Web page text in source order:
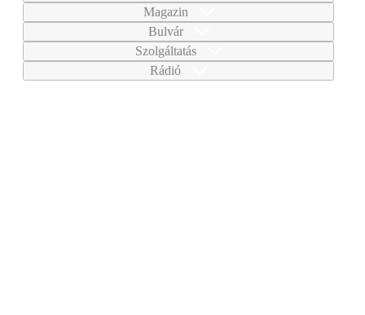
Magazin
Bulvár
Szolgáltatás
Rádió